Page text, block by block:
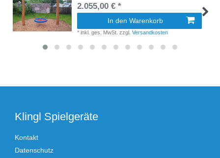
2.055,00 € *
In den Warenkorb
*inkl. ges. MwSt. zzgl.Versandkosten
Klingl Spielgeräte
Kontakt
Datenschutz